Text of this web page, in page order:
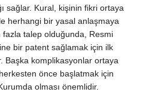
sağlar. Kural, kişinin fikri ortaya
herhangi bir yasal anlaşmaya
talep olduğunda, Resmi
bir patent sağlamak için ilk
Başka komplikasyonlar ortaya
önce başlatmak için
olması önemlidir.